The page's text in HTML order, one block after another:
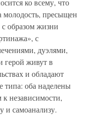
ко всему, что
молодость, пресыщен
образом жизни
с
дуэлями,
герой живут в
и обладают
типа: оба наделены
независимости,
и самоанализу.